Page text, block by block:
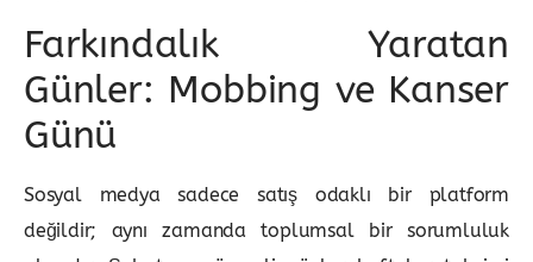
Farkındalık Yaratan
Günler: Mobbing ve Kanser
Günü
Sosyal medya sadece satış odaklı bir platform
değildir; aynı zamanda toplumsal bir sorumluluk